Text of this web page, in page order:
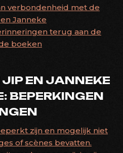
verbondenheid met de
Janneke
terug aan de
boeken
EN JANNEKE
BEPERKINGEN
zijn en mogelijk niet
of scènes bevatten.